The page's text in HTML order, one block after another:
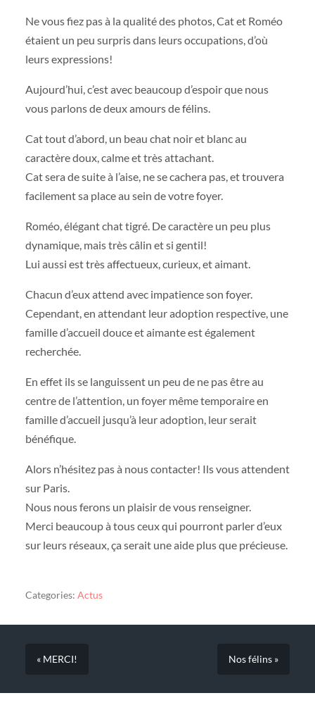
Ne vous fiez pas à la qualité des photos, Cat et Roméo
étaient un peu surpris dans leurs occupations, d’où
leurs expressions!
Aujourd’hui, c’est avec beaucoup d’espoir que nous
vous parlons de deux amours de félins.
Cat tout d’abord, un beau chat noir et blanc au
caractère doux, calme et très attachant.
Cat sera de suite à l’aise, ne se cachera pas, et trouvera
facilement sa place au sein de votre foyer.
Roméo, élégant chat tigré. De caractère un peu plus
dynamique, mais très câlin et si gentil!
Lui aussi est très affectueux, curieux, et aimant.
Chacun d’eux attend avec impatience son foyer.
Cependant, en attendant leur adoption respective, une
famille d’accueil douce et aimante est également
recherchée.
En effet ils se languissent un peu de ne pas être au
centre de l’attention, un foyer même temporaire en
famille d’accueil jusqu’à leur adoption, leur serait
bénéfique.
Alors n’hésitez pas à nous contacter! Ils vous attendent
sur Paris.
Nous nous ferons un plaisir de vous renseigner.
Merci beaucoup à tous ceux qui pourront parler d’eux
sur leurs réseaux, ça serait une aide plus que précieuse.
Categories: Actus
« MERCI! Nos félins »